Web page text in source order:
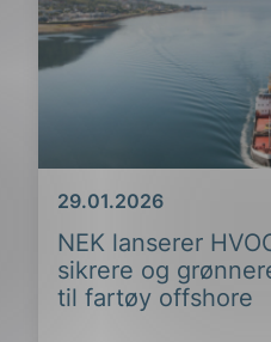
NEK lanserer
sikrere og
til fartøy offshore
Dato
29.01.2026